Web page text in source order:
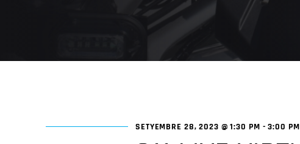
SETYEMBRE 28, 2023 @ 1:30 PM -3:00 PM